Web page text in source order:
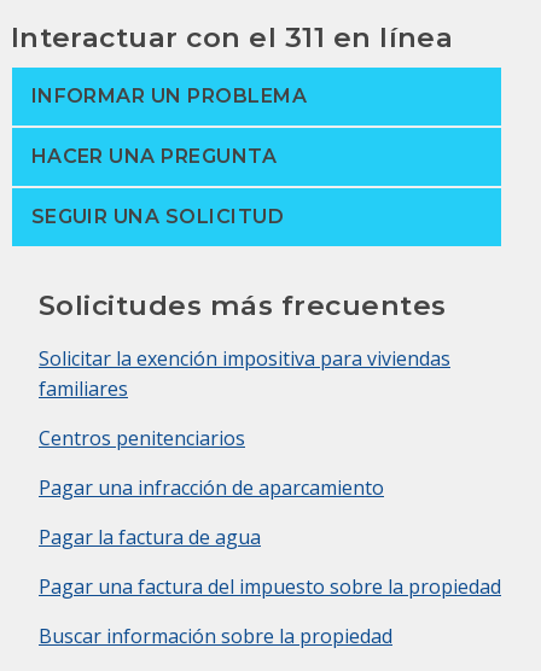
Interactuar con el 311 en línea
INFORMAR UN PROBLEMA
HACER UNA PREGUNTA
SEGUIR UNA SOLICITUD
Solicitudes más frecuentes
Solicitar la exención impositiva para viviendas
familiares
Centros penitenciarios
Pagar una infracción de aparcamiento
Pagar la factura de agua
Pagar una factura del impuesto sobre la propiedad
Buscar información sobre la propiedad